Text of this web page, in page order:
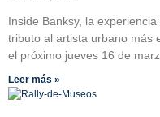
Inside Banksy, la
tributo al artista urbano más
el próximo jueves 16 de
Leer más »